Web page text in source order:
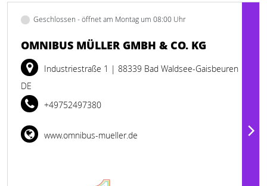
Geschlossen - öffnet am Montag um 08:00 Uhr
OMNIBUS MÜLLER GMBH & CO. KG
Industriestraße 1 | 88339 Bad Waldsee-Gaisbeuren
DE
+49752497380
www.omnibus-mueller.de